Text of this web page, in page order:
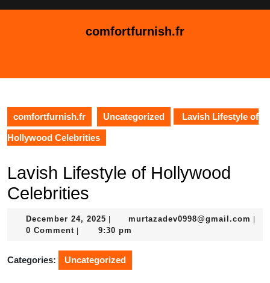
comfortfurnish.fr
comfortfurnish.fr Uncategorized Lavish Lifestyle of
Hollywood Celebrities
Lavish Lifestyle of Hollywood
Celebrities
December 24, 2025 December
24,
murtazadev0998@gmail.com
0 Comment 9:30 pm
Categories: Uncategorized